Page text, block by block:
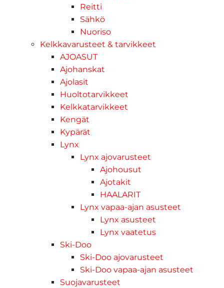
Reitti
Sähkö
Nuoriso
Kelkkavarusteet & tarvikkeet
AJOASUT
Ajohanskat
Ajolasit
Huoltotarvikkeet
Kelkkatarvikkeet
Kengät
Kypärät
Lynx
Lynx ajovarusteet
Ajohousut
Ajotakit
HAALARIT
Lynx vapaa-ajan asusteet
Lynx asusteet
Lynx vaatetus
Ski-Doo
Ski-Doo ajovarusteet
Ski-Doo vapaa-ajan asusteet
Suojavarusteet